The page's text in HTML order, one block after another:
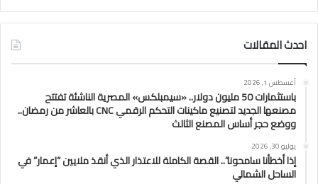
احدث المقالات
أغسطس 1, 2026
باستثمارات 50 مليون دولار.. «سيمبلكس» المصرية الناشئة تفتتح
مصنعها الجديد لتصنيع ماكينات التحكم الرقمي CNC بالعاشر من رمضان..
ووضع حجر أساس المصنع الثالث
يوليو 30, 2026
إذا أخطأنا سامحونا”.. القصة الكاملة للاعتذار الذي أنقذ ملايين “إعمار” في
الساحل الشمالي